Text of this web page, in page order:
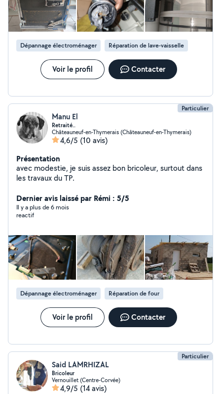
Dépannage électroménager Réparation de lave-vaisselle
Voir le profil Contacter
Particulier
Manu El
Retraité..
Châteauneuf-en-Thymerais (Châteauneuf-en-Thymerais)
4,6/5 (10 avis)
Présentation
avec modestie, je suis assez bon bricoleur, surtout dans
les travaux du TP.
Dernier avis laissé par Rémi : 5/5
Il y a plus de 6 mois
reactif
Dépannage électroménager Réparation de four
Voir le profil Contacter
Particulier
Said LAMRHIZAL
Bricoleur
Vernouillet (Centre-Corvée)
4,9/5 (14 avis)